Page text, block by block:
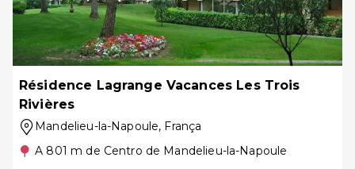
Résidence Lagrange Vacances Les Trois
Rivières
Mandelieu-la-Napoule, França
A 801 m de Centro de Mandelieu-la-Napoule